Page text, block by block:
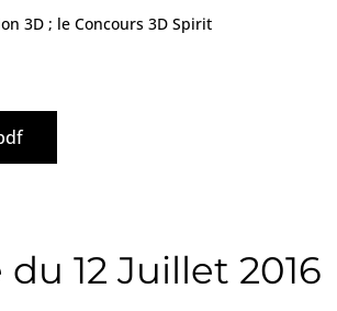
3D ; le Concours 3D Spirit
12 Juillet 2016